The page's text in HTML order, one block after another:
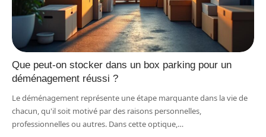
Que peut-on stocker dans un box parking pour un
déménagement réussi ?
Le déménagement représente une étape marquante dans la vie de
chacun, qu'il soit motivé par des raisons personnelles,
professionnelles ou autres. Dans cette optique,…